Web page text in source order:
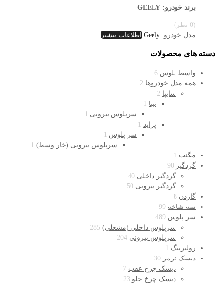
برند خودرو: GEELY
(0 نظر)
مدل خودرو: Geely اطلاعات بیشتر
دسته های محصولات
واسط پلوس 6
همه مدل خودروها 2
سایپا 2
تیبا 1
سرپلوس بیرونی 1
پراید 1
سر پلوس 1
سرپلوس بیرونی (خار وسط) 1
مگنت 1
گردگیر 90
گردگیر داخلی 40
گردگیر بیرونی 50
گاردن 8
سه شاخه 99
سر پلوس 489
سرپلوس داخلی (مشعلی) 285
سرپلوس بیرونی 204
رولبرینگ 1
دیسک ترمز 30
دیسک چرخ عقب 7
دیسک چرخ جلو 23